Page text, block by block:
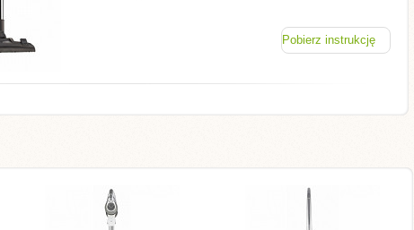
Pobierz instrukcję